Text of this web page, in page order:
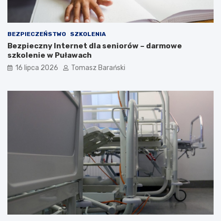
c
iBEZPIECZEŃSTWO SZKOLENIA
Bezpieczny Internet dla seniorów – darmowe
szkolenie w Puławach
16 lipca 2026 Tomasz Barański